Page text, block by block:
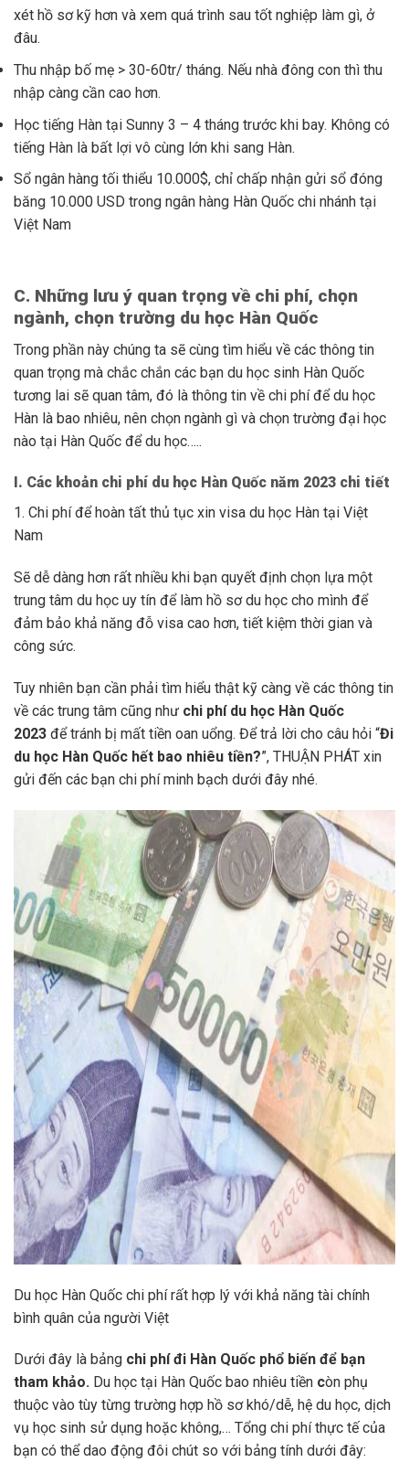
xét hồ sơ kỹ hơn và xem quá trình sau tốt nghiệp làm gì, ở
đâu.
Thu nhập bố mẹ > 30-60tr/ tháng. Nếu nhà đông con thì thu
nhập càng cần cao hơn.
Học tiếng Hàn tại Sunny 3 – 4 tháng trước khi bay. Không có
tiếng Hàn là bất lợi vô cùng lớn khi sang Hàn.
Sổ ngân hàng tối thiểu 10.000$, chỉ chấp nhận gửi sổ đóng
băng 10.000 USD trong ngân hàng Hàn Quốc chi nhánh tại
Việt Nam
C. Những lưu ý quan trọng về chi phí, chọn
ngành, chọn trường du học Hàn Quốc
Trong phần này chúng ta sẽ cùng tìm hiểu về các thông tin
quan trọng mà chắc chắn các bạn du học sinh Hàn Quốc
tương lai sẽ quan tâm, đó là thông tin về chi phí để du học
Hàn là bao nhiêu, nên chọn ngành gì và chọn trường đại học
nào tại Hàn Quốc để du học…..
I. Các khoản chi phí du học Hàn Quốc năm 2023 chi tiết
1. Chi phí để hoàn tất thủ tục xin visa du học Hàn tại Việt
Nam
Sẽ dễ dàng hơn rất nhiều khi bạn quyết định chọn lựa một
trung tâm du học uy tín để làm hồ sơ du học cho mình để
đảm bảo khả năng đỗ visa cao hơn, tiết kiệm thời gian và
công sức.
Tuy nhiên bạn cần phải tìm hiểu thật kỹ càng về các thông tin
về các trung tâm cũng như chi phí du học Hàn Quốc
2023 để tránh bị mất tiền oan uổng. Để trả lời cho câu hỏi “Đi
du học Hàn Quốc hết bao nhiêu tiền?”, THUẬN PHÁT xin
gửi đến các bạn chi phí minh bạch dưới đây nhé.
Du học Hàn Quốc chi phí rất hợp lý với khả năng tài chính
bình quân của người Việt
Dưới đây là bảng chi phí đi Hàn Quốc phổ biến để bạn
tham khảo. Du học tại Hàn Quốc bao nhiêu tiền còn phụ
thuộc vào tùy từng trường hợp hồ sơ khó/dễ, hệ du học, dịch
vụ học sinh sử dụng hoặc không,… Tổng chi phí thực tế của
bạn có thể dao động đôi chút so với bảng tính dưới đây: